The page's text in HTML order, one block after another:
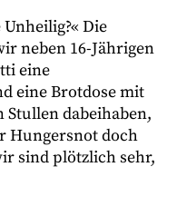
Die
neben 16-Jährigen
eine
eine Brotdose mit
Stullen dabeihaben,
Hungersnot doch
sind plötzlich sehr,